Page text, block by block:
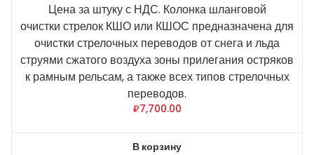
Цена за штуку с НДС. Колонка шланговой
очистки стрелок КШО или КШОС предназначена для
очистки стрелочных переводов от снега и льда
струями сжатого воздуха зоны прилегания остряков
к рамным рельсам, а также всех типов стрелочных
переводов.
₽7,700.00
В корзину